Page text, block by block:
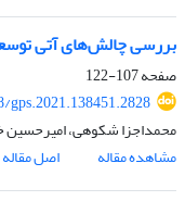
بررسی چالش‌های آتی
صفحه107-122
gps.2021.138451.2828
محمداجزا شکوهی، امیرحسین
مشاهده مقاله
اصل مقاله